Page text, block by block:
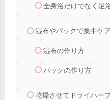
全身浴だけでなく足
湿布やパックで集中ケア
湿布の作り方
パックの作り方
乾燥させてドライハー